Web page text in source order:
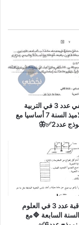
فرض تأليفي عدد 3 في التربية
المدنية لتلاميذ السنة 7 أساسيا مع
عدد2✅🦋
فرض مراقبة عدد 3 في العلوم
السنة السابعة 🔷مع